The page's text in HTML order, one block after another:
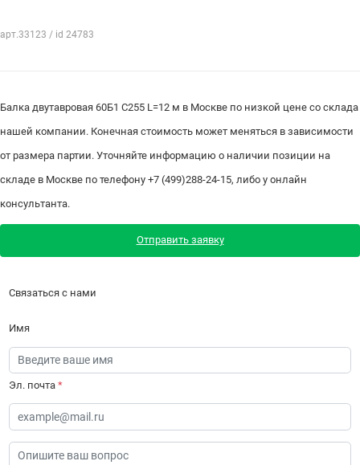
арт.33123 / id 24783
Балка двутавровая 60Б1 С255 L=12 м в Москве по низкой цене со склада
нашей компании. Конечная стоимость может меняться в зависимости
от размера партии. Уточняйте информацию о наличии позиции на
складе в Москве по телефону +7 (499)288-24-15, либо у онлайн
консультанта.
Отправить заявку
Связаться с нами
Имя
Эл. почта *